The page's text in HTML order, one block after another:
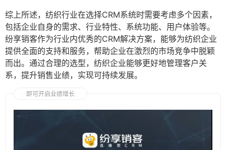
综上所述，纺织行业在选择CRM系统时需要考虑多个因素，
包括企业自身的需求、行业特性、系统功能、用户体验等。
纷享销客作为行业内优秀的CRM解决方案，能够为纺织企业
提供全面的支持和服务，帮助企业在激烈的市场竞争中脱颖
而出。通过合理的选型，纺织企业能够更好地管理客户关
系，提升销售业绩，实现可持续发展。
即可开启业绩增长